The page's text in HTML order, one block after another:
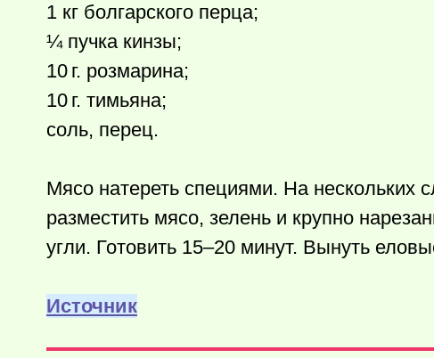
1 кг болгарского перца;
¼ пучка кинзы;
10 г. розмарина;
10 г. тимьяна;
соль, перец.
Мясо натереть специями. На нескольких
разместить мясо, зелень и крупно
угли. Готовить 15–20 минут. Вынуть
Источник